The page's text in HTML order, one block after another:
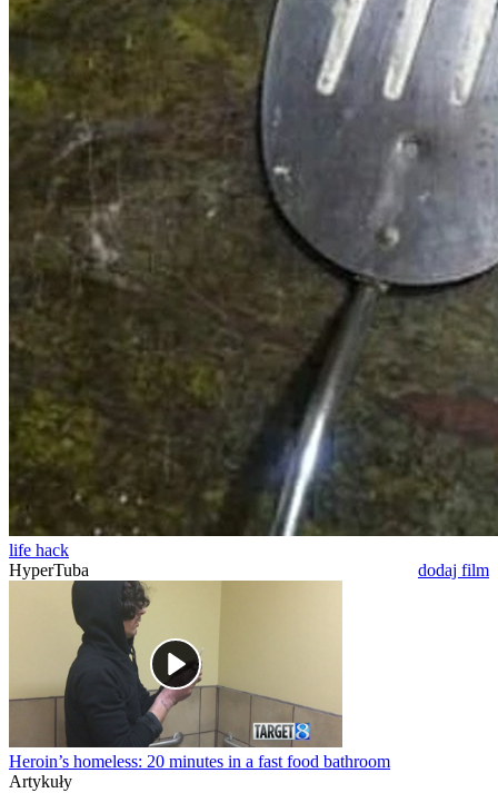
life hack
HyperTuba
dodaj film
Heroin’s homeless: 20 minutes in a fast food bathroom
Artykuły